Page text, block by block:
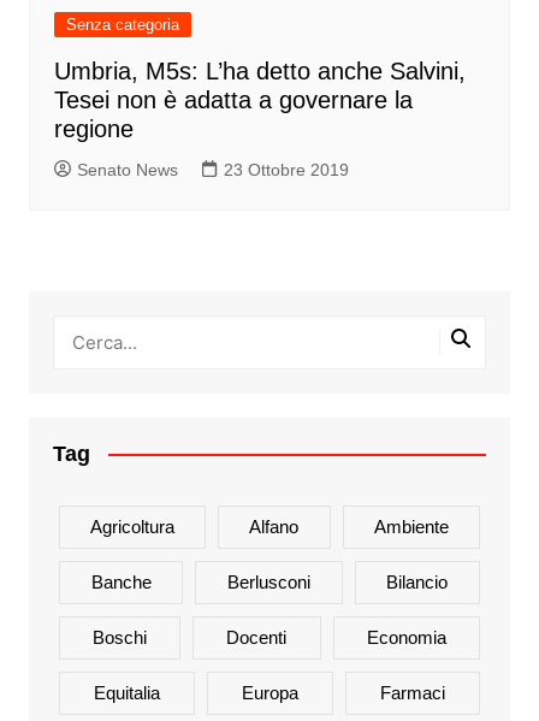
Senza categoria
Umbria, M5s: L’ha detto anche Salvini,
Tesei non è adatta a governare la
regione
Senato News 23 Ottobre 2019
Tag
Agricoltura Alfano Ambiente
Banche Berlusconi Bilancio
Boschi Docenti Economia
Equitalia Europa Farmaci